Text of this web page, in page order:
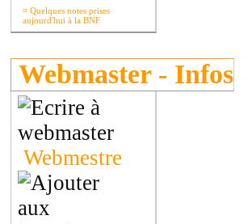
¤ Quelques notes prises
aujourd'hui à la BNF
Webmaster - Infos
Webmestre